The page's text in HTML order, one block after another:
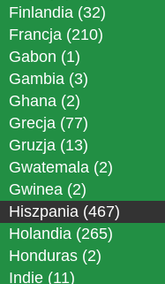
Finlandia (32)
Francja (210)
Gabon (1)
Gambia (3)
Ghana (2)
Grecja (77)
Gruzja (13)
Gwatemala (2)
Gwinea (2)
Hiszpania (467)
Holandia (265)
Honduras (2)
Indie (11)